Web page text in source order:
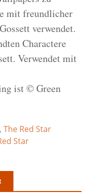
mit freundlicher
verwendet.
Charactere
Verwendet mit
ist © Green
, The Red Star
Star